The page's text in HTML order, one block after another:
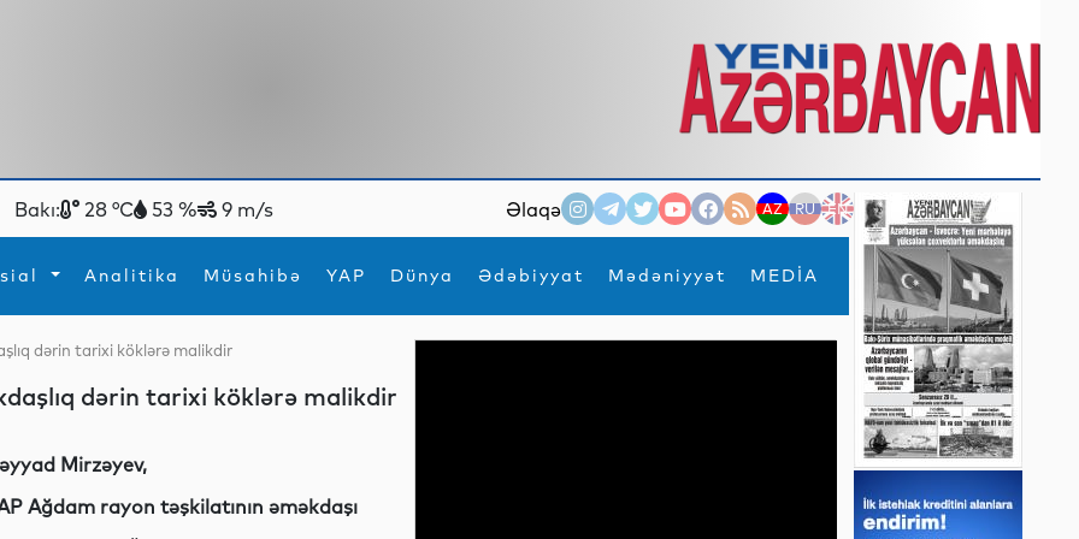
Bakı: 28 °C 53 % 9 m/s Əlaqə AZ RU EN
Analitika Müsahibə YAP Dünya Ədəbiyyat Mədəniyyət MEDİA
×
İdman Yeni texnologiyalar
dərin tarixi köklərə malikdir
dərin tarixi köklərə malikdir
Mirzəyev,
Ağdam rayon təşkilatının əməkdaşı